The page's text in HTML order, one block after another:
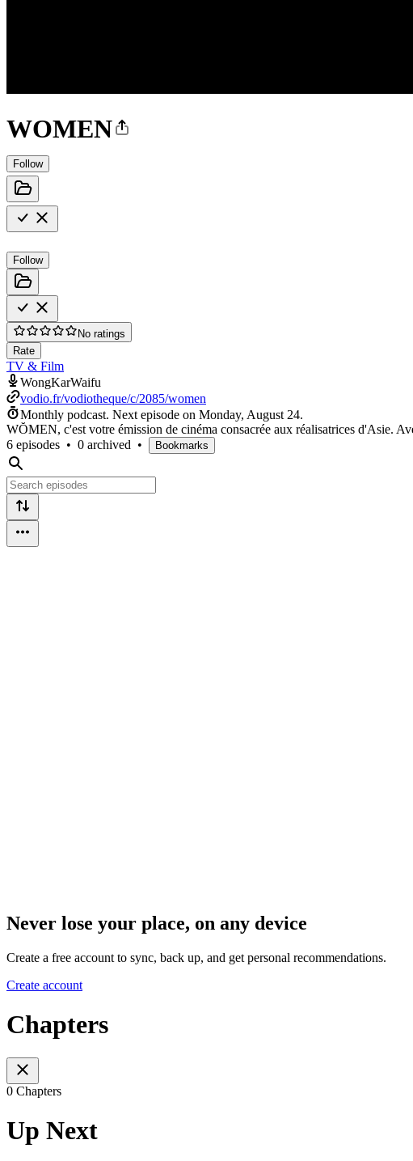
WOMEN
Follow
Follow
No ratings
Rate
TV & Film
WongKarWaifu
vodio.fr/vodiotheque/c/2085/women
Monthly podcast. Next episode on Monday, August 24.
WŎMEN, c'est votre émission de cinéma consacrée aux réalisatrices d'Asie.
6 episodes • 0 archived • Bookmarks
Never lose your place, on any device
Create a free account to sync, back up, and get personal recommendations.
Create account
Chapters
0 Chapters
Up Next